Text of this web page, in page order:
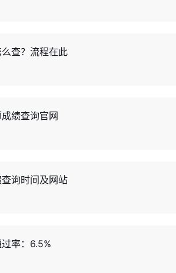
查？流程在此
绩查询官网
询时间及网站
率：6.5%